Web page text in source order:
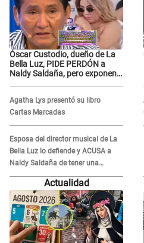
Óscar Custodio, dueño de La
Bella Luz, PIDE PERDÓN a
Naldy Saldaña, pero exponen
grabar"
Agatha Lys presentó su libro
Cartas Marcadas
Esposa del director musical de La
Bella Luz lo defiende y ACUSA a
Naldy Saldaña de tener una
relación con él y otros integrantes
Actualidad